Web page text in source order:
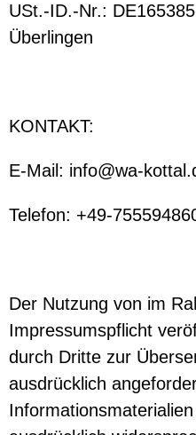
USt.-ID.-Nr.:
Überlingen
KONTAKT:
E-Mail: info@wa-
Telefon: +49-
Der Nutzung von im
Impressumspflicht
durch Dritte zur
ausdrücklich